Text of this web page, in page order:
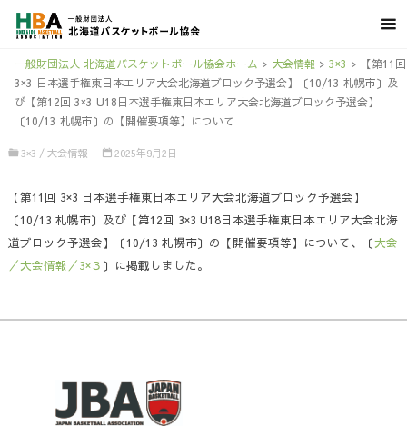
一般財団法人 北海道バスケットボール協会ホーム > 大会情報 > 3×3 >
【第11回
3×3 日本選手権東日本エリア大会北海道ブロック予選会】〔10/13 札幌市〕及
び【第12回 3×3 U18日本選手権東日本エリア大会北海道ブロック予選会】
〔10/13 札幌市〕の【開催要項等】について
3×3 / 大会情報 2025年9月2日
【第11回 3×3 日本選手権東日本エリア大会北海道ブロック予選会】
〔10/13 札幌市〕及び【第12回 3×3 U18日本選手権東日本エリア大会北海
道ブロック予選会】〔10/13 札幌市〕の【開催要項等】について、〔大会
／大会情報／3×３ 〕に掲載しました。